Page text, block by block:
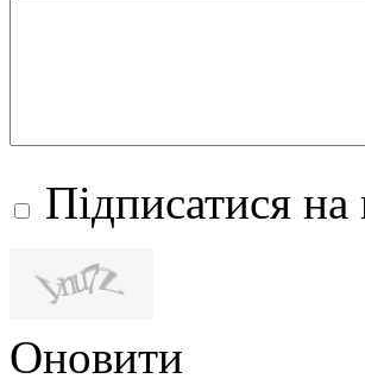
Підписатися
Оновити